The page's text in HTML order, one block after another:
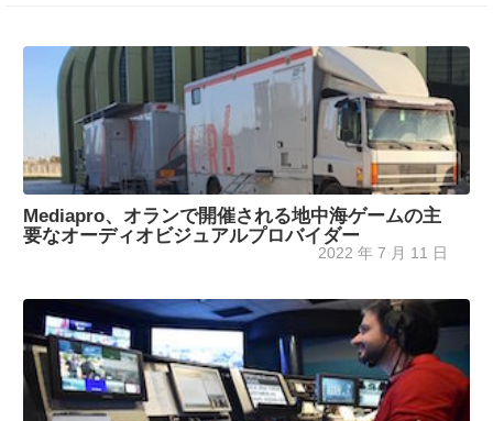
Mediapro、オランで開催される地中海ゲームの主
要なオーディオビジュアルプロバイダー
2022 年 7 月 11 日